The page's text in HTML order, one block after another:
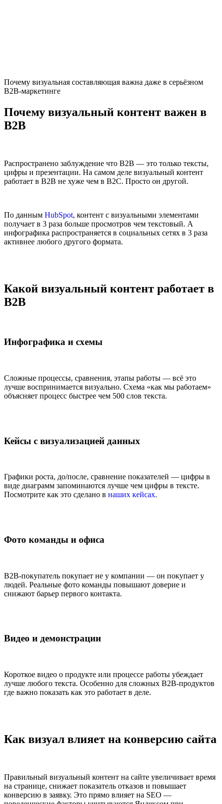
Почему визуальная составляющая важна даже в серьёзном
B2B-маркетинге
Почему визуальный контент важен в
B2B
Распространено заблуждение что B2B — это только тексты,
цифры и презентации. На самом деле визуальный контент
работает в B2B не хуже чем в B2C. Просто он другой.
По данным HubSpot, контент с визуальными элементами
получает в 3 раза больше просмотров чем текстовый. А
инфографика распространяется в социальных сетях в 3 раза
активнее любого другого формата.
Какой визуальный контент работает в
B2B
Инфографика и схемы
Сложные процессы, сравнения, этапы работы — всё это
лучше воспринимается визуально. Схема «как мы работаем»
объясняет процесс быстрее чем 500 слов текста.
Кейсы с визуализацией данных
Графики роста, до/после, сравнение показателей — цифры в
виде диаграмм запоминаются лучше чем цифры в тексте.
Посмотрите как это сделано в наших кейсах.
Фото команды и офиса
B2B-покупатель покупает не у компании — он покупает у
людей. Реальные фото команды повышают доверие и
снижают барьер первого контакта.
Видео и демонстрации
Короткое видео о продукте или процессе работы убеждает
лучше любого текста. Особенно для сложных B2B-продуктов
где важно показать как это работает в деле.
Как визуал влияет на конверсию сайта
Правильный визуальный контент на сайте увеличивает время
на странице, снижает показатель отказов и повышает
конверсию в заявку. Это прямо влияет на SEO —